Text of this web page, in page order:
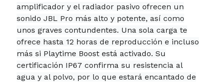
amplificador y el radiador pasivo ofrecen un
sonido JBL Pro más alto y potente, así como
unos graves contundentes. Una sola carga te
ofrece hasta 12 horas de reproducción e incluso
más si Playtime Boost está activado. Su
certificación IP67 confirma su resistencia al
agua y al polvo, por lo que estará encantado de